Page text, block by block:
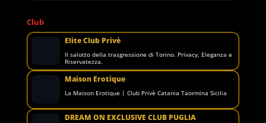
Club
Elite Club Privè
Il salotto della trasgressione di Torino. Privacy, Eleganza e
Riservatezza.
Maison Erotique
La Maison Erotique | Club Privè Catania Taormina Sicilia
DREAM ON EXCLUSIVE CLUB PUGLIA